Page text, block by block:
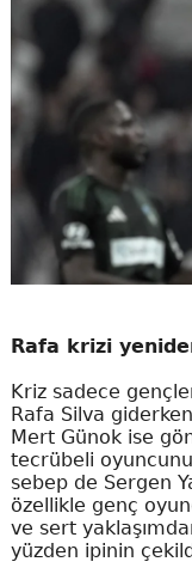
Rafa krizi
Kriz sadece
Rafa Silva
Mert Günok ise
tecrübeli
sebep de Sergen
özellikle genç
ve sert
yüzden ipinin